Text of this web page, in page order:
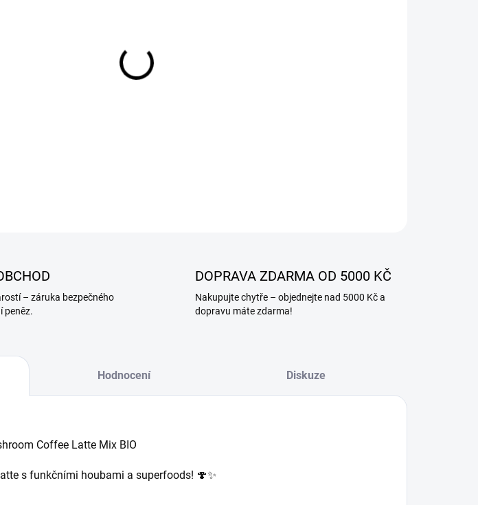
DETAILNÍ INFORMACE
– záruka bezpečného
peněz.
DOPRAVA ZDARMA OD 5000 KČ
Nakupujte chytře – objednejte nad 5000 Kč a
dopravu máte zdarma!
Hodnocení Diskuze
Coffee Latte Mix BIO
s funkčními houbami a superfoods! 🍄✨